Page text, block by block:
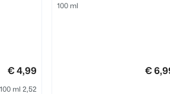
€ 4,99
100 ml 2,52
100 ml
€